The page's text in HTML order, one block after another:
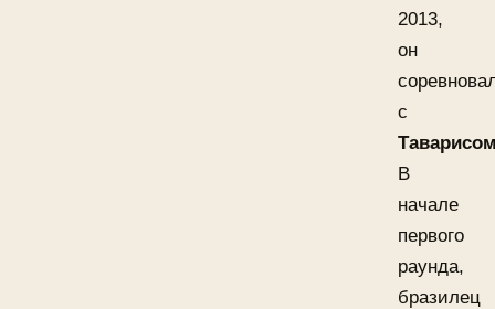
2013,
он
с
В
начале
первого
раунда,
бразилец